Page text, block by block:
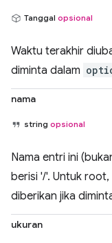
Tanggal opsional
Waktu terakhir
diminta dalam
nama
string opsional
Nama entri ini
berisi '/'. Untuk
diberikan jika
ukuran